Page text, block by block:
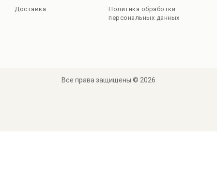
Доставка
Политика обработки
персональных данных
Все права защищены © 2026